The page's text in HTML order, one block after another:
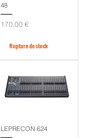
48
Prix
170,00 €
Rupture de stock
LEPRECON 624